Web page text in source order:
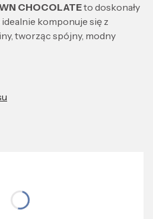
CHOCOLATEto doskonały
komponuje się z
tworząc spójny, modny